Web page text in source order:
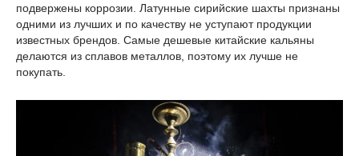
подвержены коррозии. Латунные сирийские шахты признаны
одними из лучших и по качеству не уступают продукции
известных брендов. Самые дешевые китайские кальяны
делаются из сплавов металлов, поэтому их лучше не
покупать.